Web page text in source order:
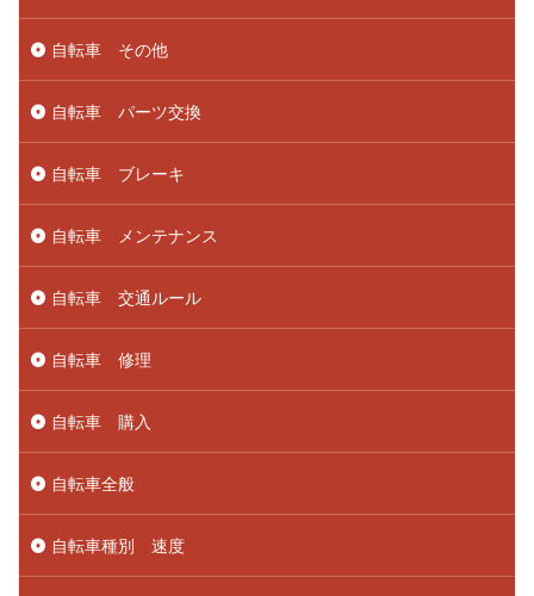
自転車 その他
自転車 パーツ交換
自転車 ブレーキ
自転車 メンテナンス
自転車 交通ルール
自転車 修理
自転車 購入
自転車全般
自転車種別 速度